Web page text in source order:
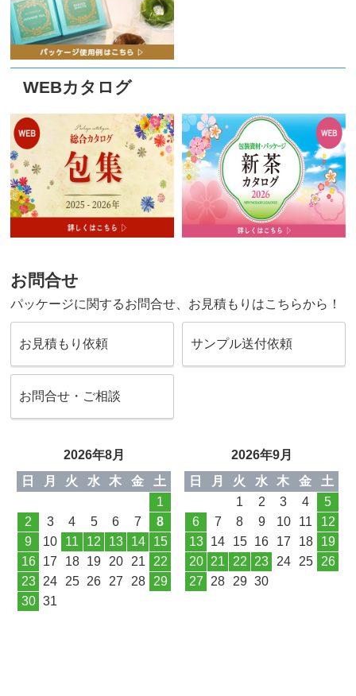
WEBカタログ
お問合せ
パッケージに関するお問合せ、お見積もりはこちらから！
お見積もり依頼 サンプル送付依頼
お問合せ・ご相談
2026年8月
日
月 火 水 木 金
土
1
2
3 4 5 6 7
8
9
10 11 12 13 14
15
16 17 18 19 20 21
22
23 24 25 26 27 28
29
30 31
2026年9月
日
月 火 水 木 金
土
1
2 3 4
5
6
7 8 9 10 11
12
13
14 15 16 17 18
19
20
21 22 23 24 25
26
27
28 29 30